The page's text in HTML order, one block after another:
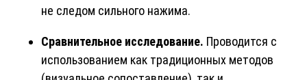
не следом сильного нажима.
Сравнительное исследование. Проводится с
использованием как традиционных методов